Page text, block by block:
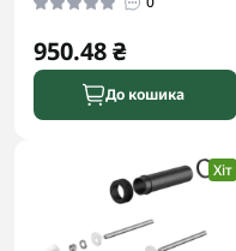
950.48 ₴
До кошика
Хіт